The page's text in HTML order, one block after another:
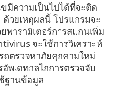
มีความเป็นไปได้ที่จะติด
วยเหตุผลนี้ โปรแกรมจะ
พารามิเตอร์การสแกนเพิ่ม
จะใช้การวิเคราะห์
ตรวจหาภัยคุกคามใหม่
พเดทกลไกการตรวจจับ
ฐานข้อมูล